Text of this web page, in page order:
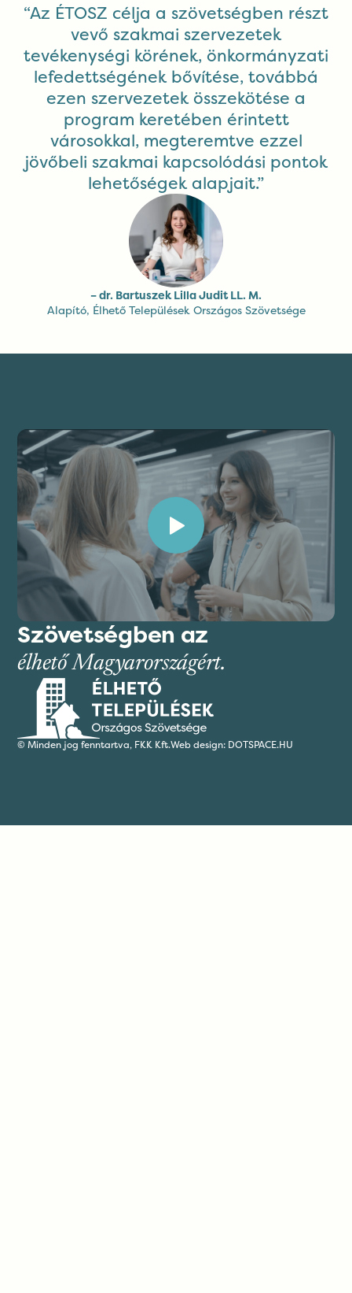
“Az ÉTOSZ célja a szövetségben részt
vevő szakmai szervezetek
tevékenységi körének, önkormányzati
lefedettségének bővítése, továbbá
ezen szervezetek összekötése a
program keretében érintett
városokkal, megteremtve ezzel
jövőbeli szakmai kapcsolódási pontok
lehetőségek alapjait.”
– dr. Bartuszek Lilla Judit LL. M.
Alapító, Élhető Települések Országos Szövetsége
Szövetségben az
élhető Magyarországért.
© Minden jog fenntartva, FKK Kft.Web design: DOTSPACE.HU